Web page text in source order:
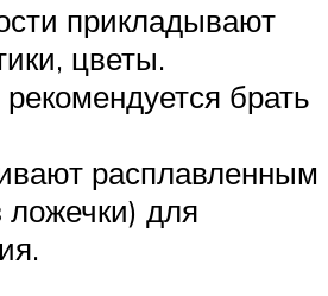
прикладывают
цветы.
брать
расплавленным
ложечки) для